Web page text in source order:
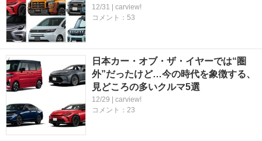
12/31 | carview!
コメント：53
日本カー・オブ・ザ・イヤーでは“圏
外”だったけど…今の時代を象徴する、
見どころの多いクルマ5選
12/29 | carview!
コメント：23